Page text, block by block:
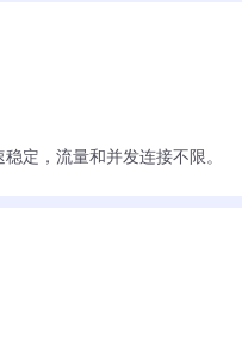
定，流量和并发连接不限。